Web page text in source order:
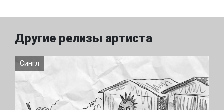
Другие релизы артиста
Сингл